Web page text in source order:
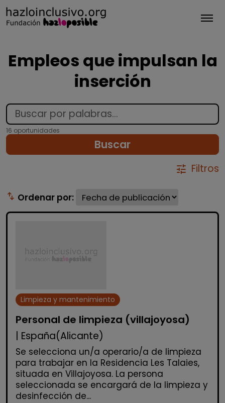
Empleos que impulsan la
inserción
16 oportunidades
Buscar
tune Filtros
swap_vert Ordenar por:
Limpieza y mantenimiento
Personal de limpieza (villajoyosa)
| España(Alicante)
Se selecciona un/a operario/a de limpieza
para trabajar en la Residencia Les Talaies,
situada en Villajoyosa. La persona
seleccionada se encargará de la limpieza y
desinfección de...